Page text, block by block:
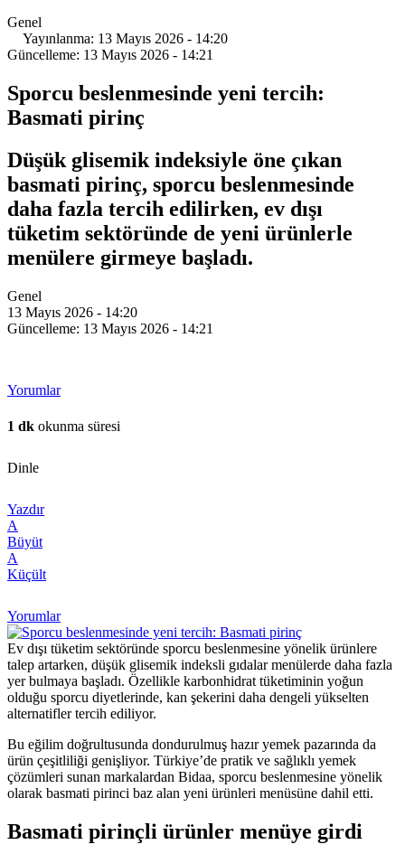
Genel
Yayınlanma: 13 Mayıs 2026 - 14:20
Güncelleme: 13 Mayıs 2026 - 14:21
Sporcu beslenmesinde yeni tercih:
Basmati pirinç
Düşük glisemik indeksiyle öne çıkan
basmati pirinç, sporcu beslenmesinde
daha fazla tercih edilirken, ev dışı
tüketim sektöründe de yeni ürünlerle
menülere girmeye başladı.
Genel
13 Mayıs 2026 - 14:20
Güncelleme: 13 Mayıs 2026 - 14:21
Yorumlar
1 dk okunma süresi
Dinle
Yazdır
A
Büyüt
A
Küçült
Yorumlar
Ev dışı tüketim sektöründe sporcu beslenmesine yönelik ürünlere
talep artarken, düşük glisemik indeksli gıdalar menülerde daha fazla
yer bulmaya başladı. Özellikle karbonhidrat tüketiminin yoğun
olduğu sporcu diyetlerinde, kan şekerini daha dengeli yükselten
alternatifler tercih ediliyor.
Bu eğilim doğrultusunda dondurulmuş hazır yemek pazarında da
ürün çeşitliliği genişliyor. Türkiye’de pratik ve sağlıklı yemek
çözümleri sunan markalardan Bidaa, sporcu beslenmesine yönelik
olarak basmati pirinci baz alan yeni ürünleri menüsüne dahil etti.
Basmati pirinçli ürünler menüye girdi